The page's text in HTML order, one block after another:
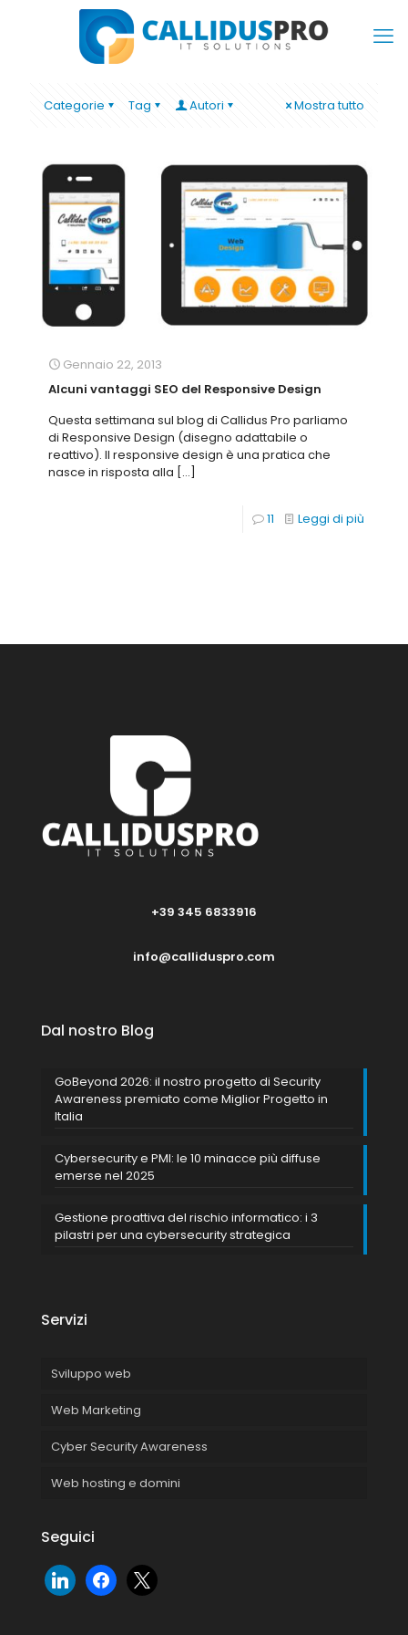
Categorie Tag Autori Mostra tutto
Gennaio 22, 2013
Alcuni vantaggi SEO del Responsive Design
Questa settimana sul blog di Callidus Pro parliamo
di Responsive Design (disegno adattabile o
reattivo). Il responsive design è una pratica che
nasce in risposta alla […]
11 Leggi di più
+39 345 6833916
info@calliduspro.com
Dal nostro Blog
GoBeyond 2026: il nostro progetto di Security
Awareness premiato come Miglior Progetto in
Italia
Cybersecurity e PMI: le 10 minacce più diffuse
emerse nel 2025
Gestione proattiva del rischio informatico: i 3
pilastri per una cybersecurity strategica
Servizi
Sviluppo web
Web Marketing
Cyber Security Awareness
Web hosting e domini
Seguici
linkedinfacebook
x